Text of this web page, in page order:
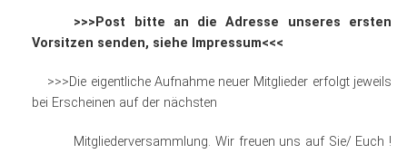
>>>Post bitte an die Adresse unseres ersten
Vorsitzen senden, siehe Impressum<<<
>>>Die eigentliche Aufnahme neuer Mitglieder erfolgt jeweils
bei Erscheinen auf der nächsten
Mitgliederversammlung. Wir freuen uns auf Sie/ Euch !